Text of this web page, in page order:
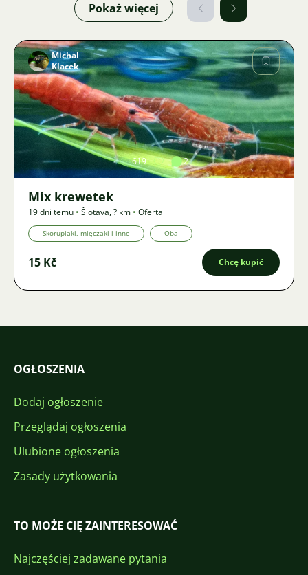
Pokaż więcej
Zdjęcie
Michal
Klacek
619 2
Mix krewetek
19 dni temu • Šlotava,? km • Oferta
Skorupiaki, mięczaki i inne Oba
15 Kč Chcę kupić
OGŁOSZENIA
Dodaj ogłoszenie
Przeglądaj ogłoszenia
Ulubione ogłoszenia
Zasady użytkowania
TO MOŻE CIĘ ZAINTERESOWAĆ
Najczęściej zadawane pytania